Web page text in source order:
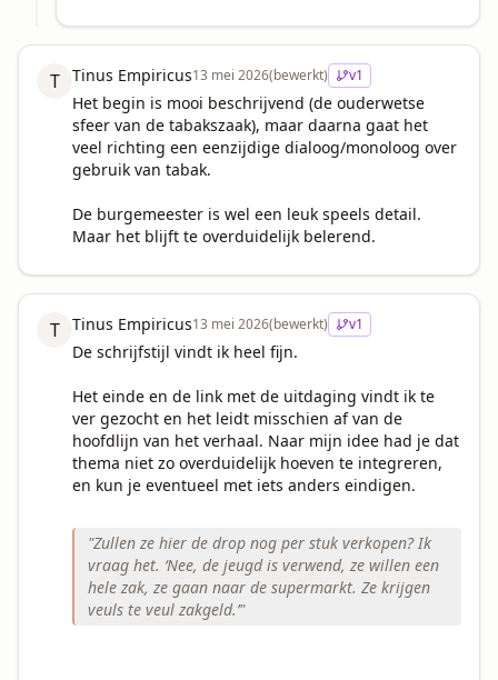
T Tinus Empiricus13 mei 2026(bewerkt) v1
Het begin is mooi beschrijvend (de ouderwetse
sfeer van de tabakszaak), maar daarna gaat het
veel richting een eenzijdige dialoog/monoloog over
gebruik van tabak.
De burgemeester is wel een leuk speels detail.
Maar het blijft te overduidelijk belerend.
T Tinus Empiricus13 mei 2026(bewerkt) v1
De schrijfstijl vindt ik heel fijn.
Het einde en de link met de uitdaging vindt ik te
ver gezocht en het leidt misschien af van de
hoofdlijn van het verhaal. Naar mijn idee had je dat
thema niet zo overduidelijk hoeven te integreren,
en kun je eventueel met iets anders eindigen.
"Zullen ze hier de drop nog per stuk verkopen? Ik
vraag het. ‘Nee, de jeugd is verwend, ze willen een
hele zak, ze gaan naar de supermarkt. Ze krijgen
veuls te veul zakgeld.’"